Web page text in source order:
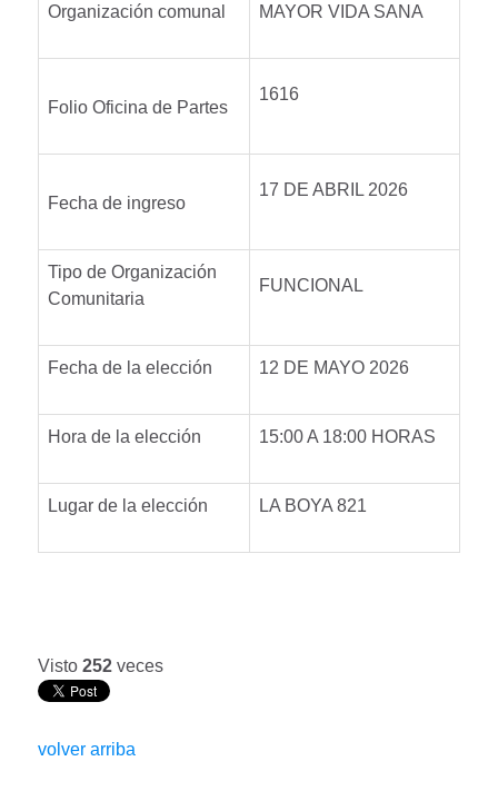
Organización comunal
MAYOR VIDA SANA
Folio Oficina de Partes
1616
Fecha de ingreso
17 DE ABRIL 2026
Tipo de Organización
Comunitaria
FUNCIONAL
Fecha de la elección 12 DE MAYO 2026
Hora de la elección 15:00 A 18:00 HORAS
Lugar de la elección LA BOYA 821
Visto 252 veces
volver arriba